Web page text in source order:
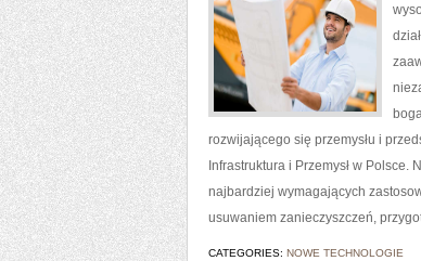
rozwijającego się przemysłu i
Infrastruktura i Przemysł w
najbardziej wymagających
usuwaniem zanieczyszczeń,
CATEGORIES: NOWE TECHNOLOGIE